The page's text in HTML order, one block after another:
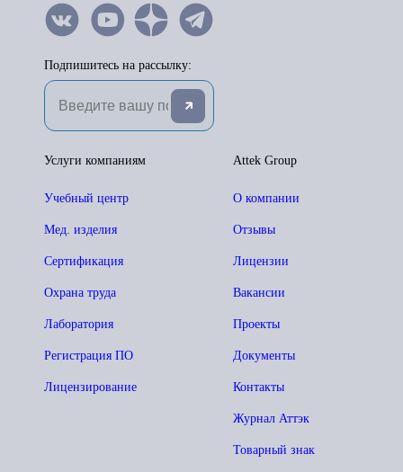
Подпишитесь на рассылку:
Attek Group
О компании
Отзывы
Лицензии
Вакансии
Проекты
Документы
Контакты
Журнал Аттэк
Товарный знак
Услуги компаниям
Учебный центр
Мед. изделия
Сертификация
Охрана труда
Лаборатория
Регистрация ПО
Лицензирование